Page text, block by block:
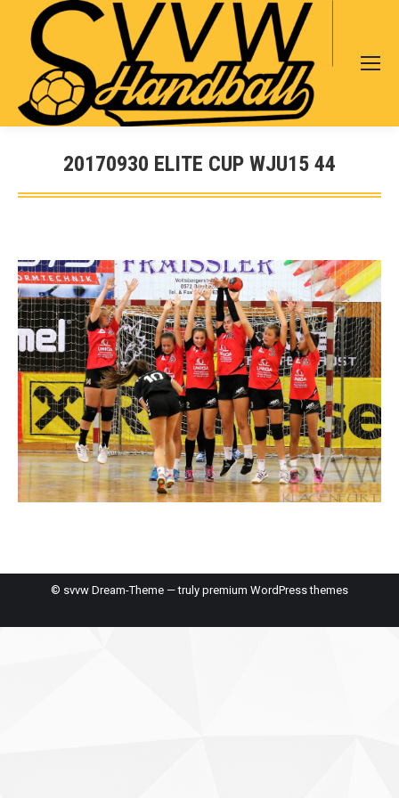
Search:
20170930 ELITE CUP WJU15 44
Sie befinden sich hier:
© svvw Dream-Theme — truly premium WordPress themes